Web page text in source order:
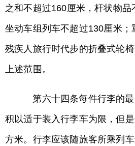
之和不超过160厘米，杆状物
坐动车组列车不超过130厘米；
残疾人旅行时代步的折叠式轮
上述范围。
第六十四条每件行李的最
积以适于装入行李车为限，但
方米。行李应该随旅客所乘列车